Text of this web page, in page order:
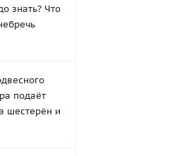
знать? Что
подаёт
шестерён и